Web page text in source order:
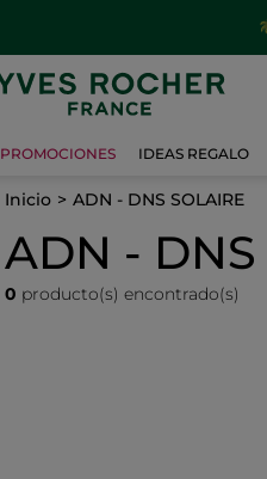
PROMOCIONES IDEAS REGALO
Inicio ADN - DNS SOLAIRE
ADN - DNS
0 producto(s) encontrado(s)